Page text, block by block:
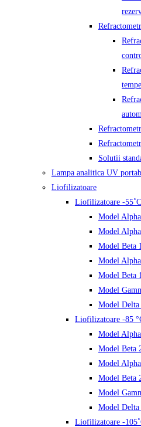
Solutii
Lampa analitica UV
Liofilizatoare
Liofilizatoare -55˚C
Model
Model
Model Beta
Model
Model Beta
Model
Model
Liofilizatoare -85
Model
Model Beta
Model
Model Beta
Model
Model
Liofilizatoare -